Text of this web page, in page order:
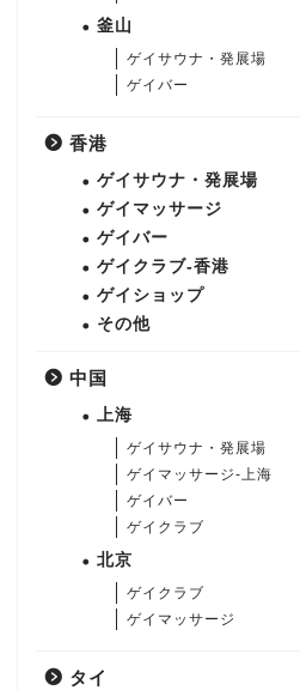
釜山
ゲイサウナ・発展場
ゲイバー
香港
ゲイサウナ・発展場
ゲイマッサージ
ゲイバー
ゲイクラブ-香港
ゲイショップ
その他
中国
上海
ゲイサウナ・発展場
ゲイマッサージ-上海
ゲイバー
ゲイクラブ
北京
ゲイクラブ
ゲイマッサージ
タイ